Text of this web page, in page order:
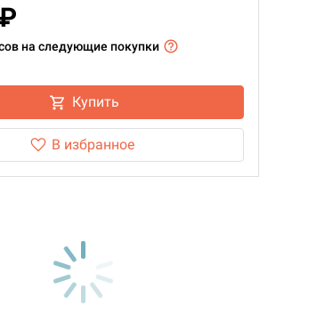
на следующие покупки
Купить
В избранное